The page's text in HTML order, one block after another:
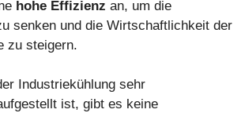
hohe Effizienz an, um die
senken und die Wirtschaftlichkeit der
zu steigern.
Industriekühlung sehr
ist, gibt es keine